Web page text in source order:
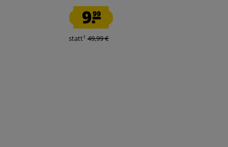
AGUS2504TF
9.99
statt1 49,99 €